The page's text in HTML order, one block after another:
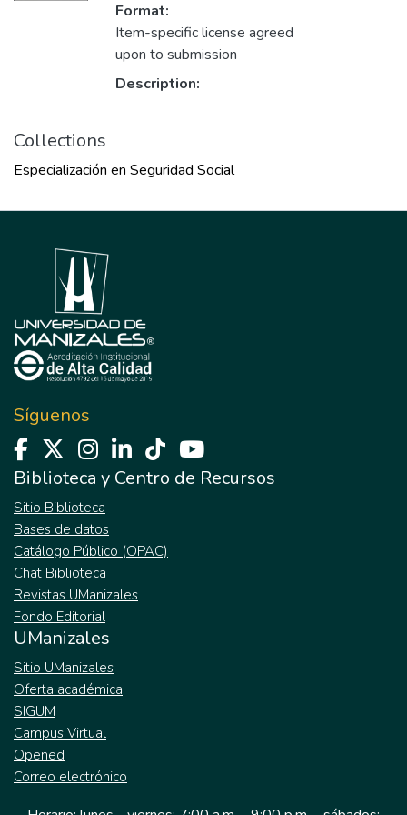
Format:
Item-specific license agreed
upon to submission
Description:
Collections
Especialización en Seguridad Social
Síguenos
Biblioteca y Centro de Recursos
Sitio Biblioteca
Bases de datos
Catálogo Público (OPAC)
Chat Biblioteca
Revistas UManizales
Fondo Editorial
UManizales
Sitio UManizales
Oferta académica
SIGUM
Campus Virtual
Opened
Correo electrónico